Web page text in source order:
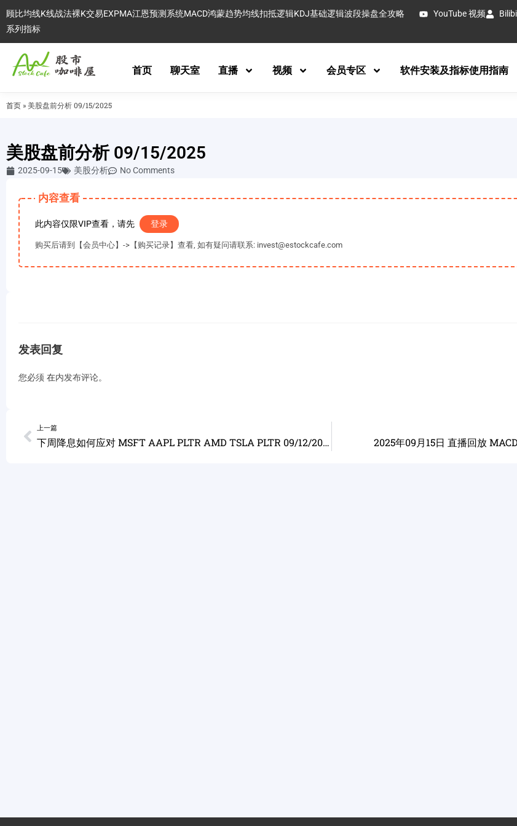
顾比均线K线战法裸K交易EXPMA江恩预测系统MACD鸿蒙趋势均线扣抵逻辑KDJ基础逻辑波段操盘全攻略
系列指标
YouTube 视频
首页 聊天室 直播 视频 会员专区 软件安装及指标使用指南
首页 » 美股盘前分析 09/15/2025
美股盘前分析 09/15/2025
2025-09-15 美股分析 No Comments
内容查看
此内容仅限VIP查看，请先 登录
购买后请到【会员中心】->【购买记录】查看, 如有疑问请联系: invest@estockcafe.com
发表回复
您必须 在内发布评论。
上一篇
下周降息如何应对 MSFT AAPL PLTR AMD TSLA PLTR 09/12/2025 2025年09月15日 直播回放